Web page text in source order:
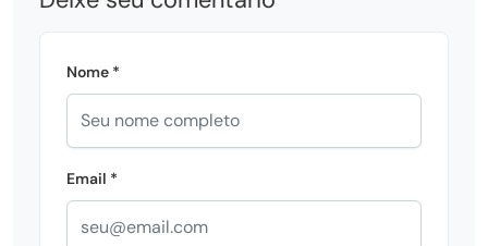
Nome *
Email *